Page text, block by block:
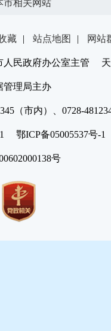
市相关网站
藏 | 站点地图 | 网站
民政府办公室主管 天
管理局主办
（市内）、0728-
鄂ICP备05005537号
号